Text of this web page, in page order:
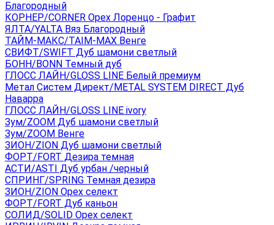
Благородный
КОРНЕР/CORNER Орех Лоренцо - Графит
ЯЛТА/YALTA Вяз Благородный
ТАЙМ-МАКС/TAIM-MAX Венге
СВИФТ/SWIFT Дуб шамони светлый
БОНН/BONN Темный дуб
ГЛОСС ЛАЙН/GLOSS LINE Белый премиум
Метал Систем Директ/METAL SYSTEM DIRECT Дуб
Наварра
ГЛОСС ЛАЙН/GLOSS LINE ivory
Зум/ZOOM Дуб шамони светлый
Зум/ZOOM Венге
ЗИОН/ZION Дуб шамони светлый
ФОРТ/FORT Дезира темная
АСТИ/ASTI Дуб урбан /черный
СПРИНГ/SPRING Темная дезира
ЗИОН/ZION Орех селект
ФОРТ/FORT Дуб каньон
СОЛИД/SOLID Орех селект